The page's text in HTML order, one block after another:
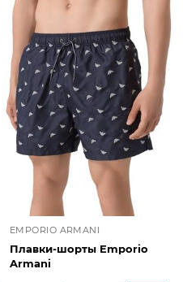
EMPORIO ARMANI
Плавки-шорты Emporio
Armani